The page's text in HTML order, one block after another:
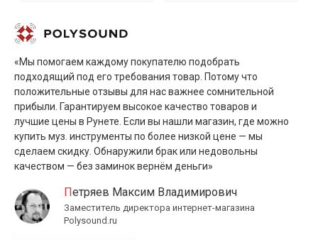
«Мы помогаем каждому покупателю подобрать
подходящий под его требования товар. Потому что
положительные отзывы для нас важнее сомнительной
прибыли. Гарантируем высокое качество товаров и
лучшие цены в Рунете. Если вы нашли магазин, где можно
купить муз. инструменты по более низкой цене — мы
сделаем скидку. Обнаружили брак или недовольны
качеством — без заминок вернём деньги»
Петряев Максим Владимирович
Заместитель директора интернет-магазина
Polysound.ru